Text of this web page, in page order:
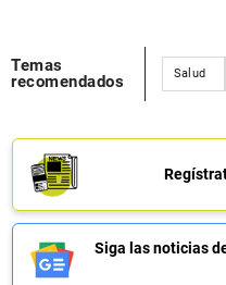
Temas
recomendados
Salud
Siga las noticias